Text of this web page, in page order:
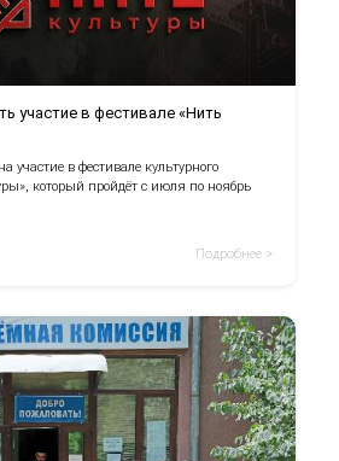
участие в фестивале «Нить
участие в фестивале культурного
который пройдёт с июля по ноябрь
Подробнее >